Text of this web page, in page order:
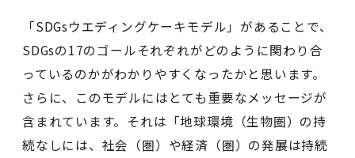
「SDGsウエディングケーキモデル」があることで、
SDGsの17のゴールそれぞれがどのように関わり合
っているのかがわかりやすくなったかと思います。
さらに、このモデルにはとても重要なメッセージが
含まれています。それは「地球環境（生物圏）の持
続なしには、社会（圏）や経済（圏）の発展は持続